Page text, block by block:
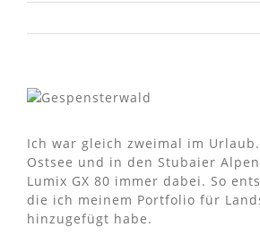
Ich war gleich zweimal im
Ostsee und in den Stubaier
Lumix GX 80 immer dabei. So
die ich meinem Portfolio für
hinzugefügt habe.